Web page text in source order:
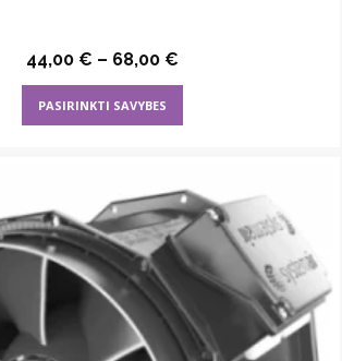
44,00 € – 68,00 €
PASIRINKTI SAVYBES
product
variants.
The
options
may
be
chosen